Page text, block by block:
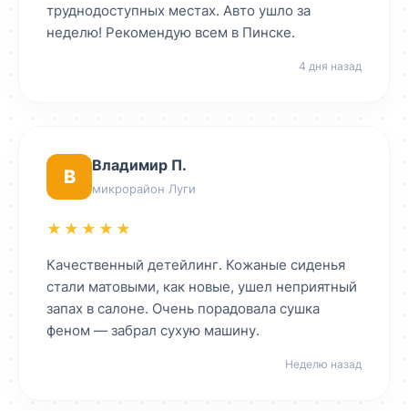
труднодоступных местах. Авто ушло за
неделю! Рекомендую всем в Пинске.
4 дня назад
В
Владимир П.
микрорайон Луги
★★★★★
Качественный детейлинг. Кожаные сиденья
стали матовыми, как новые, ушел неприятный
запах в салоне. Очень порадовала сушка
феном — забрал сухую машину.
Неделю назад